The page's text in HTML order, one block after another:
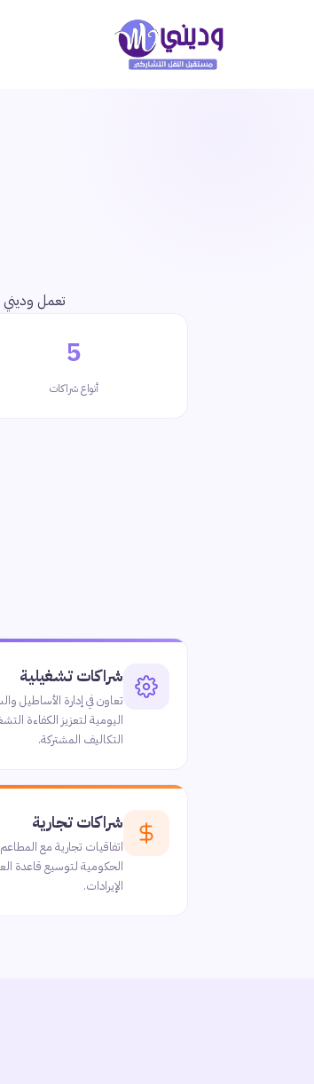
تعمل
5
أنواع شراكات
شراكات تشغيلية
تعاون في إدارة الأساطيل
اليومية لتعزيز الكفاءة
التكاليف المشتركة.
شراكات تجارية
اتفاقيات تجارية مع
الحكومية لتوسيع قاعدة
الإيرادات.